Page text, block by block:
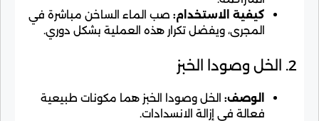
كيفية الاستخدام: صب الماء الساخن مباشرة في
المجرى، ويفضل تكرار هذه العملية بشكل دوري.
2. الخل وصودا الخبز
الوصف: الخل وصودا الخبز هما مكونات طبيعية
فعالة في إزالة الانسدادات.